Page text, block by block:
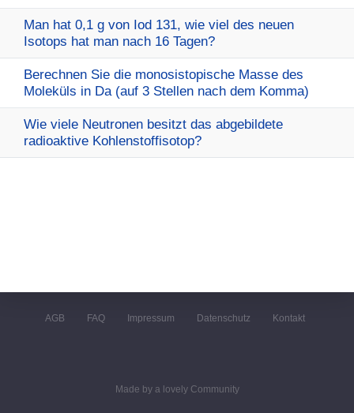
Man hat 0,1 g von Iod 131, wie viel des neuen
Isotops hat man nach 16 Tagen?
Berechnen Sie die monosistopische Masse des
Moleküls in Da (auf 3 Stellen nach dem Komma)
Wie viele Neutronen besitzt das abgebildete
radioaktive Kohlenstoffisotop?
AGB FAQ Impressum Datenschutz Kontakt
Made by a lovely Community